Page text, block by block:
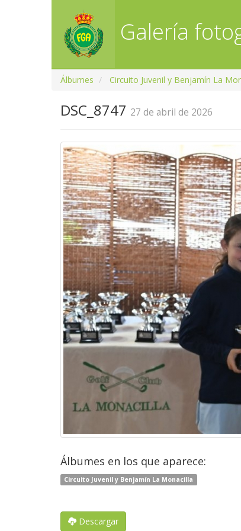
Galería
Álbumes Circuito Juvenil y Benjamín La
DSC_8747 27 de abril de 2026
Álbumes en los que aparece:
Circuito Juvenil y Benjamín La Monacilla
Descargar